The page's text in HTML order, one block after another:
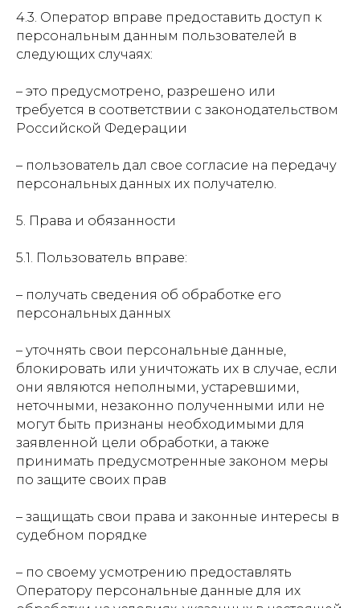
4.3. Оператор вправе предоставить доступ к
персональным данным пользователей в
следующих случаях:
– это предусмотрено, разрешено или
требуется в соответствии с законодательством
Российской Федерации
– пользователь дал свое согласие на передачу
персональных данных их получателю.
5. Права и обязанности
5.1. Пользователь вправе:
– получать сведения об обработке его
персональных данных
– уточнять свои персональные данные,
блокировать или уничтожать их в случае, если
они являются неполными, устаревшими,
неточными, незаконно полученными или не
могут быть признаны необходимыми для
заявленной цели обработки, а также
принимать предусмотренные законом меры
по защите своих прав
– защищать свои права и законные интересы в
судебном порядке
– по своему усмотрению предоставлять
Оператору персональные данные для их